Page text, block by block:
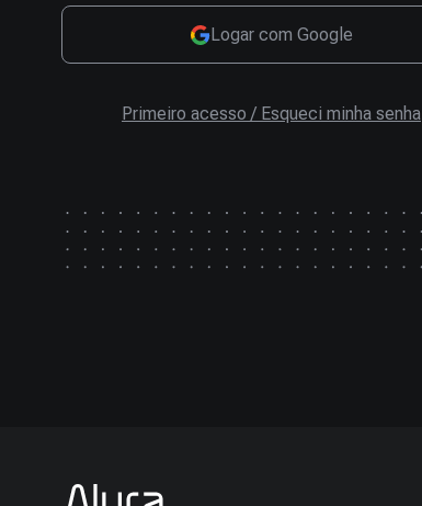
Logar com Google
Primeiro acesso / Esqueci minha senha